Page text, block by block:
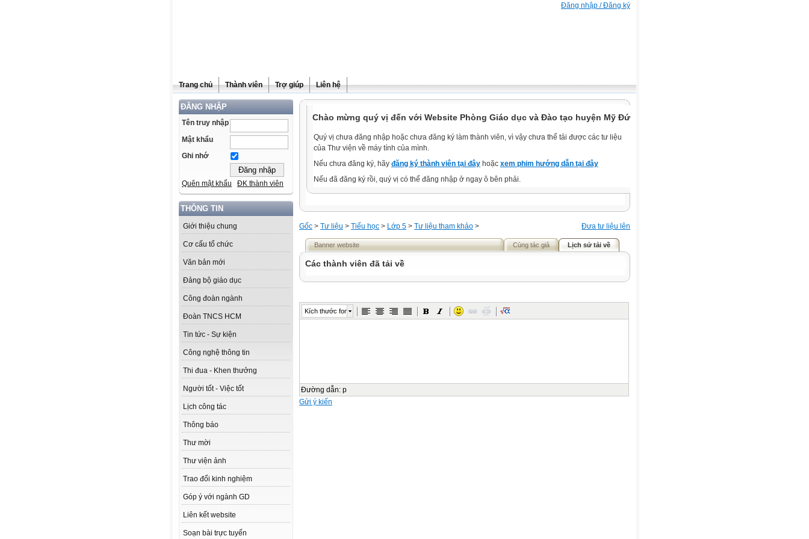
Đăng nhập / Đăng ký
Trang chủ Thành viên Trợ giúp Liên hệ
ĐĂNG NHẬP
Tên truy nhập
Mật khẩu
Ghi nhớ
Quên mật khẩu ĐK thành viên
THÔNG TIN
Giới thiệu chung
Cơ cấu tổ chức
Văn bản mới
Đảng bộ giáo dục
Công đoàn ngành
Đoàn TNCS HCM
Tin tức - Sự kiện
Công nghệ thông tin
Thi đua - Khen thưởng
Người tốt - Việc tốt
Lịch công tác
Thông báo
Thư mời
Thư viện ảnh
Trao đổi kinh nghiệm
Góp ý với ngành GD
Liên kết website
Soạn bài trực tuyến
Chào mừng quý vị đến với Website Phòng Giáo dục và Đào tạo huyện Mỹ Đức.
Quý vị chưa đăng nhập hoặc chưa đăng ký làm thành viên, vì vậy chưa thể tải được các tư liệu
của Thư viện về máy tính của mình.
Nếu chưa đăng ký, hãy đăng ký thành viên tại đây hoặc xem phim hướng dẫn tại đây
Nếu đã đăng ký rồi, quý vị có thể đăng nhập ở ngay ô bên phải.
Đưa tư liệu lên
Gốc > Tư liệu > Tiểu học > Lớp 5 > Tư liệu tham khảo >
Banner website Cùng tác giả Lịch sử tải về
Các thành viên đã tải về
Kích thước font
Đường dẫn: p
Gửi ý kiến